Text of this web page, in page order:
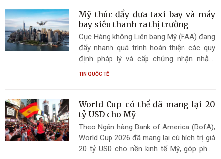
Mỹ thúc đẩy đưa taxi bay và máy
bay siêu thanh ra thị trường
Cục Hàng không Liên bang Mỹ (FAA) đang
đẩy nhanh quá trình hoàn thiện các quy
định pháp lý và cấp chứng nhận nhằm
sớm đưa taxi bay cùng máy bay siêu
TIN QUỐC TẾ
World Cup có thể đã mang lại 20
tỷ USD cho Mỹ
Theo Ngân hàng Bank of America (BofA),
World Cup 2026 đã mang lại cú hích trị giá
20 tỷ USD cho nền kinh tế Mỹ, góp phần